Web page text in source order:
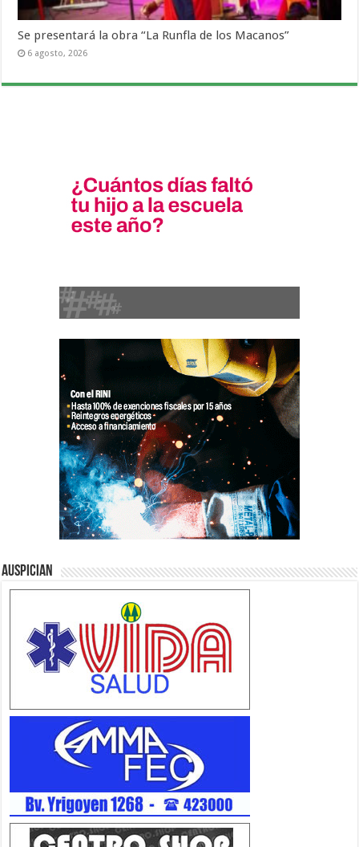
Se presentará la obra “La Runfla de los Macanos”
6 agosto, 2026
Auspician